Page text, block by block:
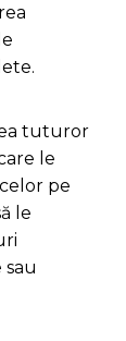
tuturor
le
pe
le
sau